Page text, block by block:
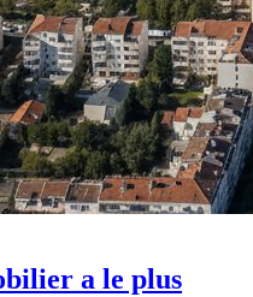
a le plus